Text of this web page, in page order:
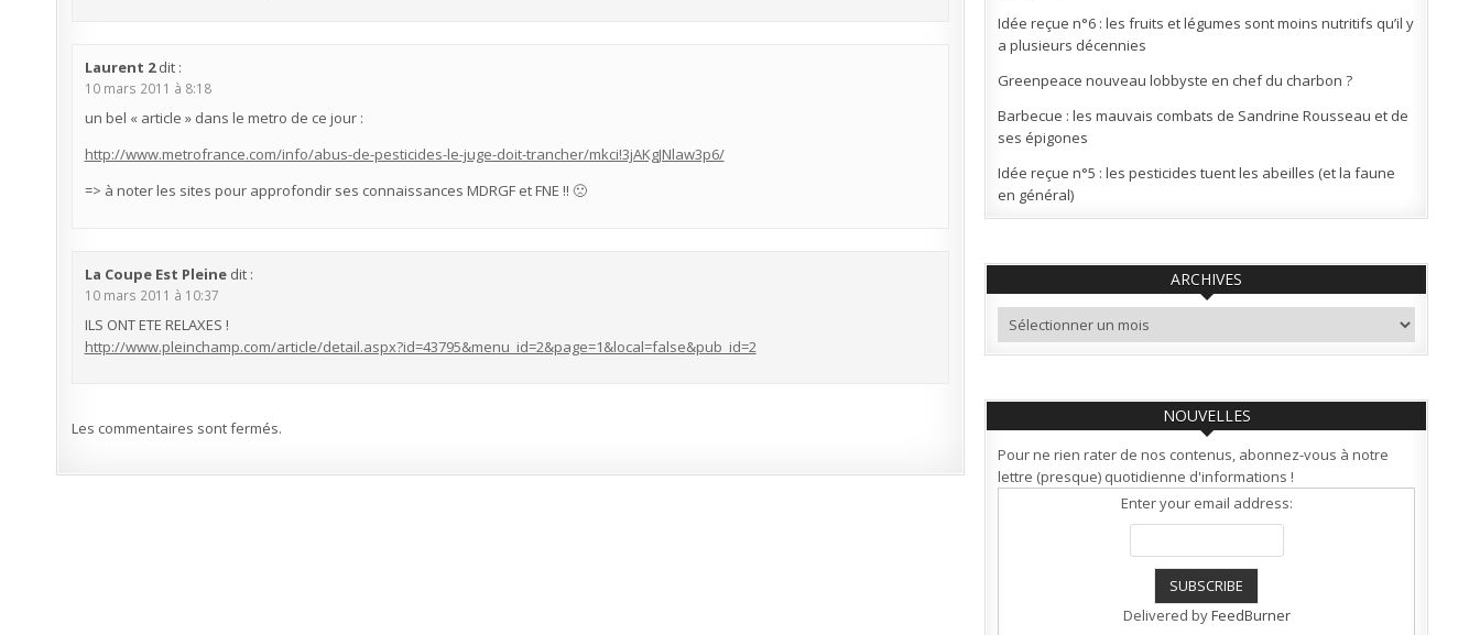
Laurent 2 dit :
10 mars 2011 à 8:18
un bel « article » dans le metro de ce jour :
http://www.metrofrance.com/info/abus-de-pesticides-le-juge-doit-trancher/mkci!3jAKgJNlaw3p6/
=> à noter les sites pour approfondir ses connaissances MDRGF et FNE !! 🙁
La Coupe Est Pleine dit :
10 mars 2011 à 10:37
ILS ONT ETE RELAXES !
http://www.pleinchamp.com/article/detail.aspx?id=43795&menu_id=2&page=1&local=false&pub_id=2
Les commentaires sont fermés.
Idée reçue n°6 : les fruits et légumes sont moins nutritifs qu’il y
a plusieurs décennies
Greenpeace nouveau lobbyste en chef du charbon ?
Barbecue : les mauvais combats de Sandrine Rousseau et de
ses épigones
Idée reçue n°5 : les pesticides tuent les abeilles (et la faune
en général)
ARCHIVES
Archives
NOUVELLES
Pour ne rien rater de nos contenus, abonnez-vous à notre
lettre (presque) quotidienne d'informations !
Enter your email address:
Delivered byFeedBurner